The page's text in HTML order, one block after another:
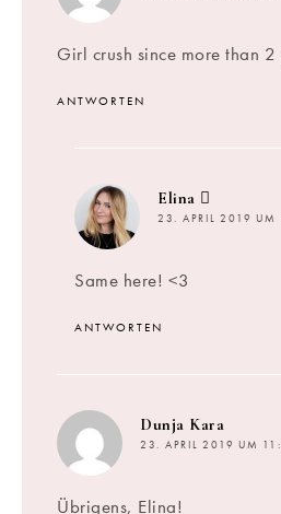
Girl crush since more than
ANTWORTEN
Elina
23. APRIL 2019 UM
Same here! <3
ANTWORTEN
Dunja Kara
23. APRIL 2019 UM
Übrigens, Elina!